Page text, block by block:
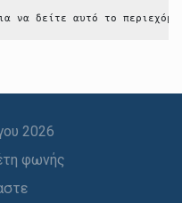
να δείτε αυτό το
2026
φωνής